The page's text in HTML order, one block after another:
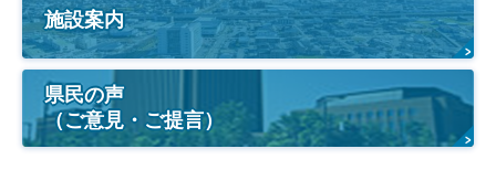
施設案内
県民の声
（ご意見・ご提言）